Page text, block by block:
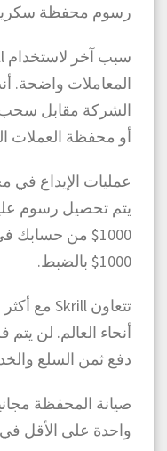
رسوم محفظة
المعاملات واضحة.
الشركة مقابل
أو محفظة العملات
عمليات الإيداع
يتم تحصيل رسوم
1000$ بالضبط.
أنحاء العالم. لن
دفع ثمن السلع
صيانة المحفظة
واحدة على الأقل